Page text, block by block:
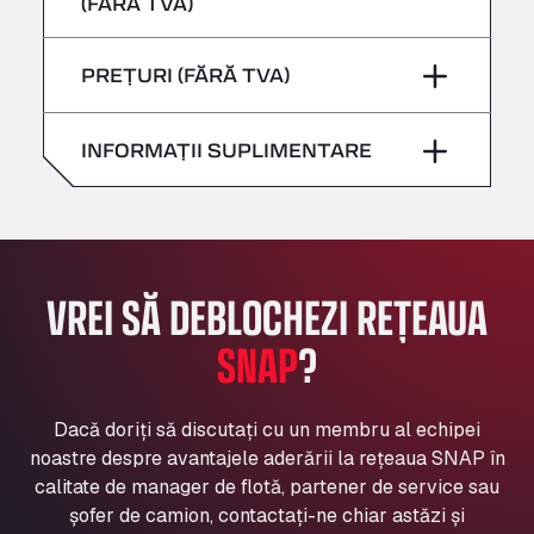
Klaverbladstaat 21, 3560
American Truck Wash
Av. des Etats-Unis 90, 6041
Andamur Guarroman
Andamur La Junquera
Andamur Pamplona
A-15 Salida Imarcoain, 31119
Andamur San Roman II
Anglia Motel
Washway Road, PE12 8LT
Anpol Sp. z o.o.
Ul. Torunska 147, 85884
Sâmbătă
Duminică –
Sâmbătă –
Duminică –
PREȚURI (FĂRĂ TVA)
INFORMAȚII SUPLIMENTARE
VREI SĂ DEBLOCHEZI REȚEAUA
SNAP?
Dacă doriți să discutați cu un membru al echipei
noastre despre avantajele aderării la rețeaua SNAP în
calitate de manager de flotă, partener de service sau
șofer de camion, contactați-ne chiar astăzi și